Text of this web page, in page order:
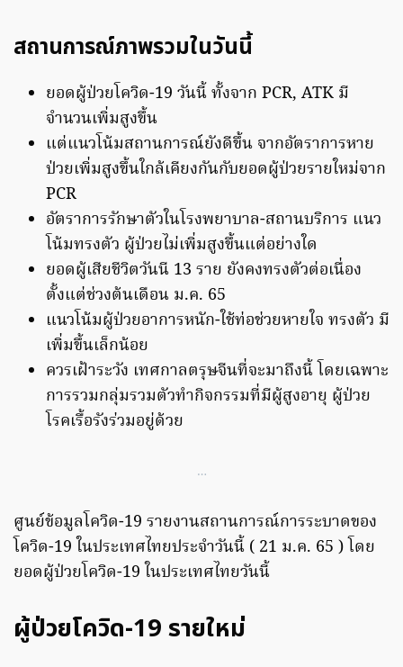
สถานการณ์ภาพรวมในวันนี้
ยอดผู้ป่วยโควิด-19 วันนี้ ทั้งจาก PCR, ATK มี
จำนวนเพิ่มสูงขึ้น
แต่แนวโน้มสถานการณ์ยังดีขึ้น จากอัตราการหาย
ป่วยเพิ่มสูงขึ้นใกล้เคียงกันกับยอดผู้ป่วยรายใหม่จาก
PCR
อัตราการรักษาตัวในโรงพยาบาล-สถานบริการ แนว
โน้มทรงตัว ผู้ป่วยไม่เพิ่มสูงขึ้นแต่อย่างใด
ยอดผู้เสียชีวิตวันนี 13 ราย ยังคงทรงตัวต่อเนื่อง
ตั้งแต่ช่วงต้นเดือน ม.ค. 65
แนวโน้มผู้ป่วยอาการหนัก-ใช้ท่อช่วยหายใจ ทรงตัว มี
เพิ่มขึ้นเล็กน้อย
ควรเฝ้าระวัง เทศกาลตรุษจีนที่จะมาถึงนี้ โดยเฉพาะ
การรวมกลุ่มรวมตัวทำกิจกรรมที่มีผู้สูงอายุ ผู้ป่วย
โรคเรื้อรังร่วมอยู่ด้วย
…
ศูนย์ข้อมูลโควิด-19 รายงานสถานการณ์การระบาดของ
โควิด-19 ในประเทศไทยประจำวันนี้ ( 21 ม.ค. 65 ) โดย
ยอดผู้ป่วยโควิด-19 ในประเทศไทยวันนี้
ผู้ป่วยโควิด-19 รายใหม่